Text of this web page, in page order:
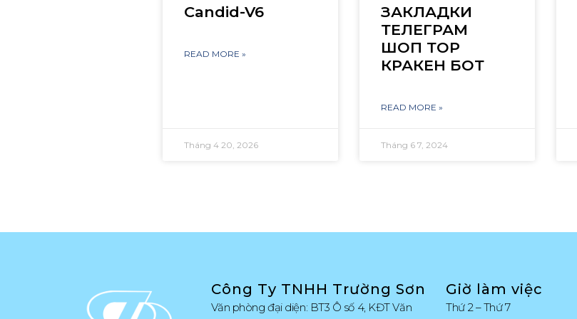
Candid-V6
READ MORE »
Tháng 4 20, 2026
ЗАКЛАДКИ
ТЕЛЕГРАМ
ШОП ТОР
КРАКЕН БОТ
READ MORE »
Tháng 6 7, 2024
Công Ty TNHH Trường Sơn
Văn phòng đại diện: BT3 Ô số 4, KĐT Văn
Giờ làm việc
Thứ 2 – Thứ 7